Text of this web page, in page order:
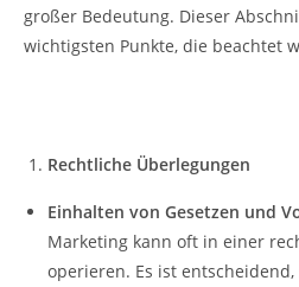
großer Bedeutung. Dieser
wichtigsten Punkte, die beachtet
Rechtliche Überlegungen
Einhalten von Gesetzen und
Marketing kann oft in einer
operieren. Es ist